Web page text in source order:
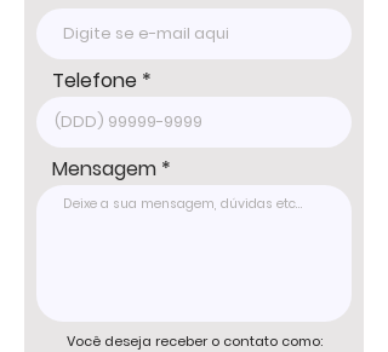
Telefone
Mensagem
Você deseja receber o contato como: